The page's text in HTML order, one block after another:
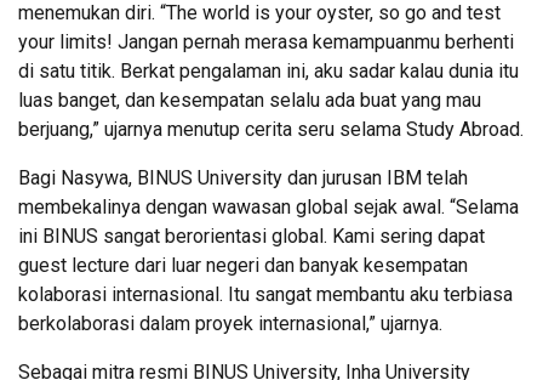
menemukan diri. “The world is your oyster, so go and test
your limits! Jangan pernah merasa kemampuanmu berhenti
di satu titik. Berkat pengalaman ini, aku sadar kalau dunia itu
luas banget, dan kesempatan selalu ada buat yang mau
berjuang,” ujarnya menutup cerita seru selama Study Abroad.
Bagi Nasywa, BINUS University dan jurusan IBM telah
membekalinya dengan wawasan global sejak awal. “Selama
ini BINUS sangat berorientasi global. Kami sering dapat
guest lecture dari luar negeri dan banyak kesempatan
kolaborasi internasional. Itu sangat membantu aku terbiasa
berkolaborasi dalam proyek internasional,” ujarnya.
Sebagai mitra resmi BINUS University, Inha University